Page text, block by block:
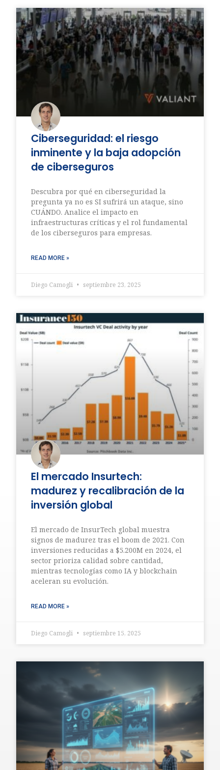
Ciberseguridad: el riesgo
inminente y la baja adopción
de ciberseguros
Descubra por qué en ciberseguridad la
pregunta ya no es SI sufrirá un ataque, sino
CUÁNDO. Analice el impacto en
infraestructuras críticas y el rol fundamental
de los ciberseguros para empresas.
READ MORE »
Diego Camogli septiembre 23, 2025
El mercado Insurtech:
madurez y recalibración de la
inversión global
El mercado de InsurTech global muestra
signos de madurez tras el boom de 2021. Con
inversiones reducidas a $5.200M en 2024, el
sector prioriza calidad sobre cantidad,
mientras tecnologías como IA y blockchain
aceleran su evolución.
READ MORE »
Diego Camogli septiembre 15, 2025